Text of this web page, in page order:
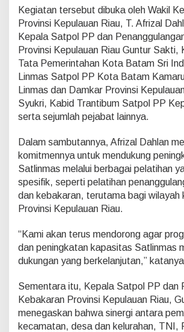
Kegiatan tersebut dibuka oleh Wakil
Provinsi Kepulauan Riau, T. Afrizal
Kepala Satpol PP dan
Provinsi Kepulauan Riau Guntur Sakti,
Tata Pemerintahan Kota Batam Sri
Linmas Satpol PP Kota Batam
Linmas dan Damkar Provinsi
Syukri, Kabid Trantibum Satpol PP
serta sejumlah pejabat lainnya.
Dalam sambutannya, Afrizal Dahlan
komitmennya untuk mendukung
Satlinmas melalui berbagai pelatihan
spesifik, seperti pelatihan
dan kebakaran, terutama bagi wilayah
Provinsi Kepulauan Riau.
“Kami akan terus mendorong agar
dan peningkatan kapasitas Satlinmas
dukungan yang berkelanjutan,”
Sementara itu, Kepala Satpol PP dan
Kebakaran Provinsi Kepulauan Riau,
menegaskan bahwa sinergi antara
kecamatan, desa dan kelurahan, TNI,